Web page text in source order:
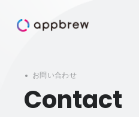
お問い合わせ
Contact